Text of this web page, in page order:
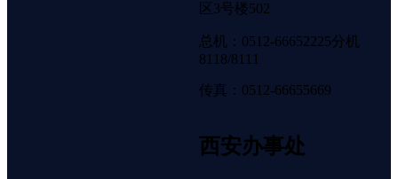
区3号楼502
总机：0512-66652225分机
8118/8111
传真：0512-66655669
西安办事处